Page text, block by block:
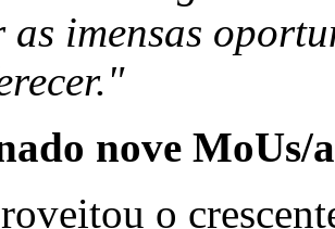
as imensas
nove MoUs/
o